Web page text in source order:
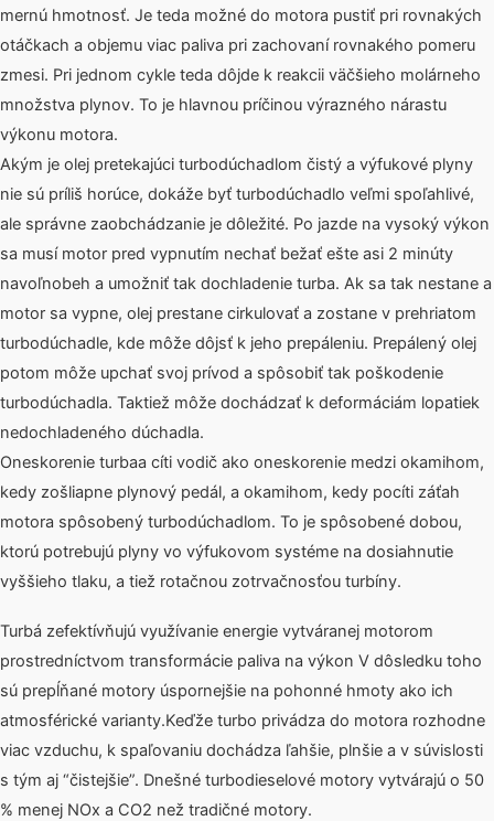
mernú hmotnosť. Je teda možné do motora pustiť pri rovnakých
otáčkach a objemu viac paliva pri zachovaní rovnakého pomeru
zmesi. Pri jednom cykle teda dôjde k reakcii väčšieho molárneho
množstva plynov. To je hlavnou príčinou výrazného nárastu
výkonu motora.
Akým je olej pretekajúci turbodúchadlom čistý a výfukové plyny
nie sú príliš horúce, dokáže byť turbodúchadlo veľmi spoľahlivé,
ale správne zaobchádzanie je dôležité. Po jazde na vysoký výkon
sa musí motor pred vypnutím nechať bežať ešte asi 2 minúty
navoľnobeh a umožniť tak dochladenie turba. Ak sa tak nestane a
motor sa vypne, olej prestane cirkulovať a zostane v prehriatom
turbodúchadle, kde môže dôjsť k jeho prepáleniu. Prepálený olej
potom môže upchať svoj prívod a spôsobiť tak poškodenie
turbodúchadla. Taktiež môže dochádzať k deformáciám lopatiek
nedochladeného dúchadla.
Oneskorenie turbaa cíti vodič ako oneskorenie medzi okamihom,
kedy zošliapne plynový pedál, a okamihom, kedy pocíti záťah
motora spôsobený turbodúchadlom. To je spôsobené dobou,
ktorú potrebujú plyny vo výfukovom systéme na dosiahnutie
vyššieho tlaku, a tiež rotačnou zotrvačnosťou turbíny.
Turbá zefektívňujú využívanie energie vytváranej motorom
prostredníctvom transformácie paliva na výkon V dôsledku toho
sú prepĺňané motory úspornejšie na pohonné hmoty ako ich
atmosférické varianty.Keďže turbo privádza do motora rozhodne
viac vzduchu, k spaľovaniu dochádza ľahšie, plnšie a v súvislosti
s tým aj “čistejšie”. Dnešné turbodieselové motory vytvárajú o 50
% menej NOx a CO2 než tradičné motory.